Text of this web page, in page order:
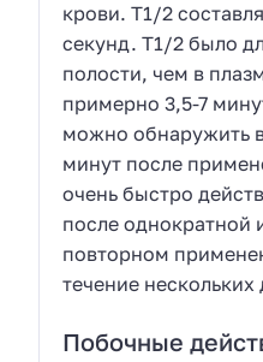
крови. Т1/2
секунд. Т1/2 было
полости, чем в
примерно 3,5-7
можно обнаружить
минут после
очень быстро
после однократной
повторном
течение нескольких
Побочные